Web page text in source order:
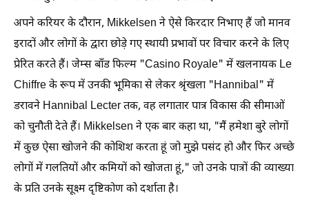
अपने करियर के दौरान, Mikkelsen ने ऐसे किरदार निभाए हैं जो मानव
इरादों और लोगों के द्वारा छोड़े गए स्थायी प्रभावों पर विचार करने के लिए
प्रेरित करते हैं। जेम्स बॉंड फिल्म "Casino Royale" में खलनायक Le
Chiffre के रूप में उनकी भूमिका से लेकर श्रृंखला "Hannibal" में
डरावने Hannibal Lecter तक, वह लगातार पात्र विकास की सीमाओं
को चुनौती देते हैं। Mikkelsen ने एक बार कहा था, "मैं हमेशा बुरे लोगों
में कुछ ऐसा खोजने की कोशिश करता हूं जो मुझे पसंद हो और फिर अच्छे
लोगों में गलतियों और कमियों को खोजता हूं," जो उनके पात्रों की व्याख्या
के प्रति उनके सूक्ष्म दृष्टिकोण को दर्शाता है।